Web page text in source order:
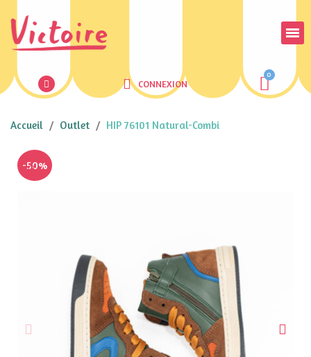
CONNEXION
Accueil Outlet HIP 76101 Natural-Combi
-50%